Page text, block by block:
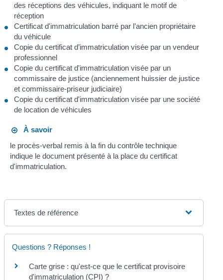
des réceptions des véhicules, indiquant le motif de
réception
Certificat d'immatriculation barré par l’ancien propriétaire
du véhicule
Copie du certificat d’immatriculation visée par un vendeur
professionnel
Copie du certificat d'immatriculation visée par un
commissaire de justice (anciennement huissier de justice
et commissaire-priseur judiciaire)
Copie du certificat d'immatriculation visée par une société
de location de véhicules
À savoir
le procès-verbal remis à la fin du contrôle technique
indique le document présenté à la place du certificat
d'immatriculation.
Textes de référence
Questions ? Réponses !
Carte grise : qu'est-ce que le certificat provisoire
d'immatriculation (CPI) ?